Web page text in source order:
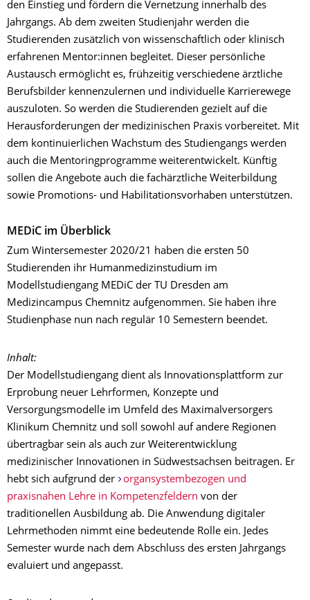
den Einstieg und fördern die Vernetzung innerhalb des
Jahrgangs. Ab dem zweiten Studienjahr werden die
Studierenden zusätzlich von wissenschaftlich oder klinisch
erfahrenen Mentor:innen begleitet. Dieser persönliche
Austausch ermöglicht es, frühzeitig verschiedene ärztliche
Berufsbilder kennenzulernen und individuelle Karrierewege
auszuloten. So werden die Studierenden gezielt auf die
Herausforderungen der medizinischen Praxis vorbereitet. Mit
dem kontinuierlichen Wachstum des Studiengangs werden
auch die Mentoringprogramme weiterentwickelt. Künftig
sollen die Angebote auch die fachärztliche Weiterbildung
sowie Promotions- und Habilitationsvorhaben unterstützen.
MEDiC im Überblick
Zum Wintersemester 2020/21 haben die ersten 50
Studierenden ihr Humanmedizinstudium im
Modellstudiengang MEDiC der TU Dresden am
Medizincampus Chemnitz aufgenommen. Sie haben ihre
Studienphase nun nach regulär 10 Semestern beendet.
Inhalt:
Der Modellstudiengang dient als Innovationsplattform zur
Erprobung neuer Lehrformen, Konzepte und
Versorgungsmodelle im Umfeld des Maximalversorgers
Klinikum Chemnitz und soll sowohl auf andere Regionen
übertragbar sein als auch zur Weiterentwicklung
medizinischer Innovationen in Südwestsachsen beitragen. Er
hebt sich aufgrund der
organsystembezogen und
praxisnahen Lehre in Kompetenzfeldern von der
traditionellen Ausbildung ab. Die Anwendung digitaler
Lehrmethoden nimmt eine bedeutende Rolle ein. Jedes
Semester wurde nach dem Abschluss des ersten Jahrgangs
evaluiert und angepasst.